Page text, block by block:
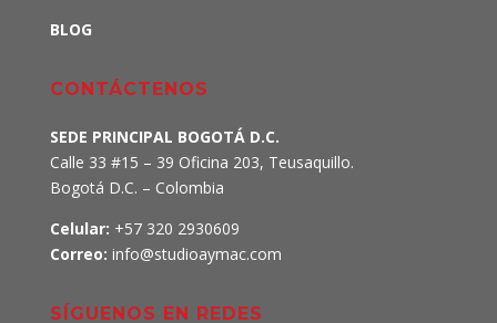
BLOG
CONTÁCTENOS
SEDE PRINCIPAL BOGOTÁ D.C.
Calle 33 #15 – 39 Oficina 203, Teusaquillo.
Bogotá D.C. – Colombia
Celular: +57 320 2930609
Correo: info@studioaymac.com
SÍGUENOS EN REDES